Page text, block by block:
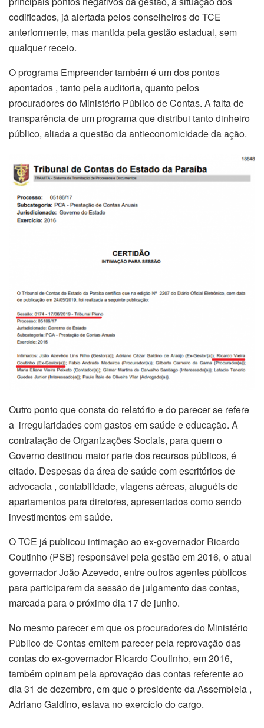
codificados, já alertada pelos conselheiros do TCE
anteriormente, mas mantida pela gestão estadual, sem
qualquer receio.
O programa Empreender também é um dos pontos
apontados , tanto pela auditoria, quanto pelos
procuradores do Ministério Público de Contas. A falta de
transparência de um programa que distribui tanto dinheiro
público, aliada a questão da antieconomicidade da ação.
Outro ponto que consta do relatório e do parecer se refere
a irregularidades com gastos em saúde e educação. A
contratação de Organizações Sociais, para quem o
Governo destinou maior parte dos recursos públicos, é
citado. Despesas da área de saúde com escritórios de
advocacia , contabilidade, viagens aéreas, aluguéis de
apartamentos para diretores, apresentados como sendo
investimentos em saúde.
O TCE já publicou intimação ao ex-governador Ricardo
Coutinho (PSB) responsável pela gestão em 2016, o atual
governador João Azevedo, entre outros agentes públicos
para participarem da sessão de julgamento das contas,
marcada para o próximo dia 17 de junho.
No mesmo parecer em que os procuradores do Ministério
Público de Contas emitem parecer pela reprovação das
contas do ex-governador Ricardo Coutinho, em 2016,
também opinam pela aprovação das contas referente ao
dia 31 de dezembro, em que o presidente da Assembleia ,
Adriano Galdino, estava no exercício do cargo.